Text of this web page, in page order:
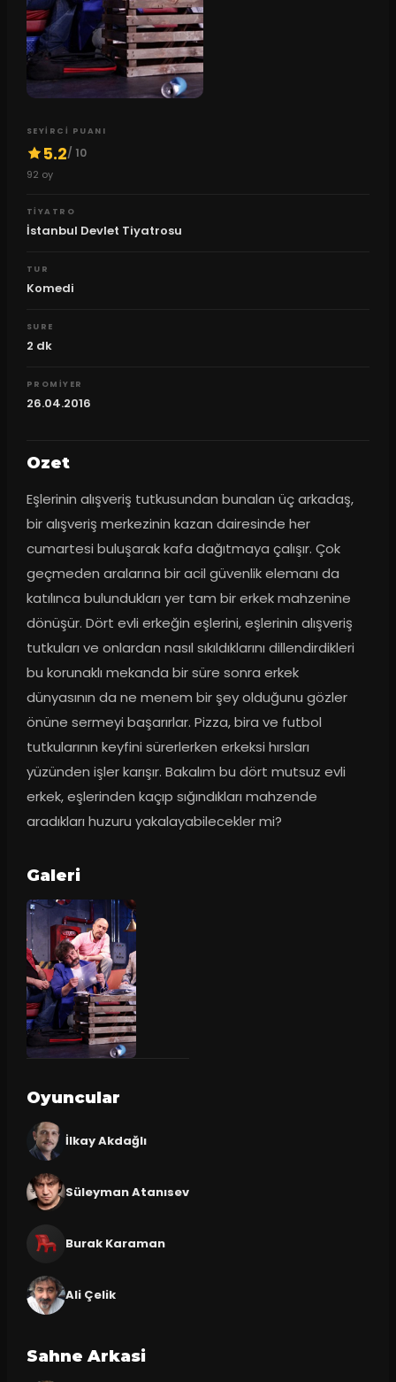
SEYIRCI PUANI
5.2/ 10
92 oy
TIYATRO
İstanbul Devlet Tiyatrosu
TUR
Komedi
SURE
2 dk
PROMIYER
26.04.2016
Ozet
Eşlerinin alışveriş tutkusundan bunalan üç arkadaş,
bir alışveriş merkezinin kazan dairesinde her
cumartesi buluşarak kafa dağıtmaya çalışır. Çok
geçmeden aralarına bir acil güvenlik elemanı da
katılınca bulundukları yer tam bir erkek mahzenine
dönüşür. Dört evli erkeğin eşlerini, eşlerinin alışveriş
tutkuları ve onlardan nasıl sıkıldıklarını dillendirdikleri
bu korunaklı mekanda bir süre sonra erkek
dünyasının da ne menem bir şey olduğunu gözler
önüne sermeyi başarırlar. Pizza, bira ve futbol
tutkularının keyfini sürerlerken erkeksi hırsları
yüzünden işler karışır. Bakalım bu dört mutsuz evli
erkek, eşlerinden kaçıp sığındıkları mahzende
aradıkları huzuru yakalayabilecekler mi?
Galeri
Oyuncular
İlkay Akdağlı
Süleyman Atanısev
Burak Karaman
Ali Çelik
Sahne Arkasi